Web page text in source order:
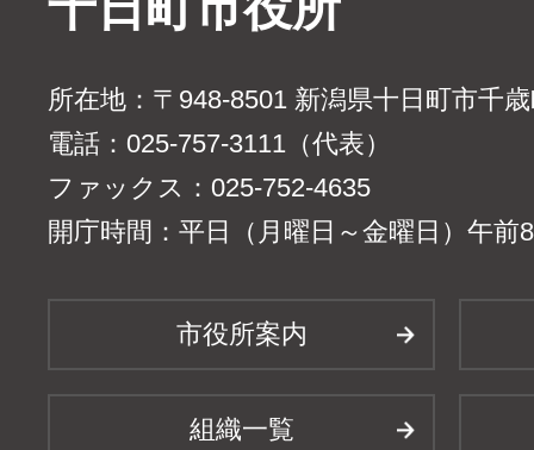
所在地：〒948-8501 新潟県十日町市千
電話：025-757-3111（代表）
ファックス：025-752-4635
開庁時間：平日（月曜日～金曜日）午前
市役所案内
組織一覧